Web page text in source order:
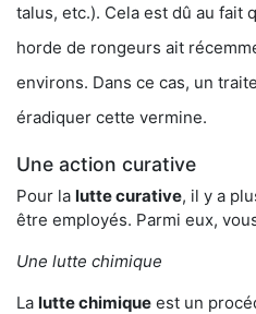
talus, etc.). Cela est dû au fait
horde de rongeurs ait
environs. Dans ce cas, un
éradiquer cette vermine.
Une action curative
Pour la lutte curative, il y a
être employés. Parmi eux,
Une lutte chimique
La lutte chimique est un